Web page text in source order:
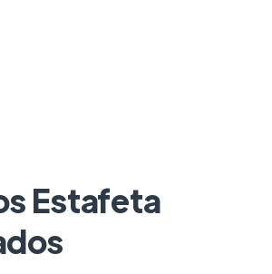
Estafeta